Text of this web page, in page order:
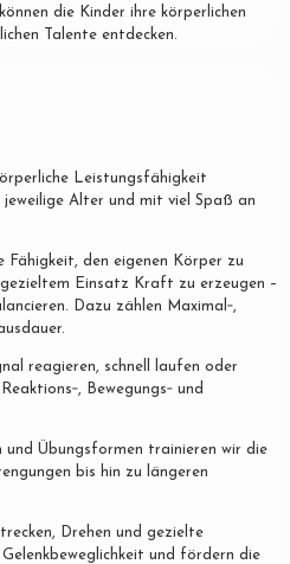
die Kinder ihre körperlichen
Talente entdecken.
Leistungsfähigkeit
Alter und mit viel Spaß an
Fähigkeit, den eigenen Körper zu
Einsatz Kraft zu erzeugen –
Dazu zählen Maximal‐,
reagieren, schnell laufen oder
Bewegungs‐ und
und Übungsformen trainieren wir die
bis hin zu längeren
Drehen und gezielte
und fördern die